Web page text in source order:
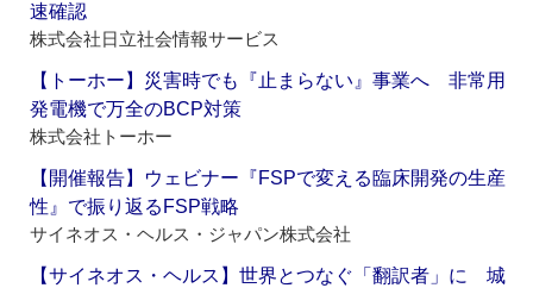
速確認
株式会社日立社会情報サービス
【トーホー】災害時でも『止まらない』事業へ 非常用
発電機で万全のBCP対策
株式会社トーホー
【開催報告】ウェビナー『FSPで変える臨床開発の生産
性』で振り返るFSP戦略
サイネオス・ヘルス・ジャパン株式会社
【サイネオス・ヘルス】世界とつなぐ「翻訳者」に 城